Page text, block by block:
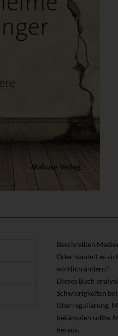
Beschreiben
Oder handelt es
wirklich ändern?
Dieses Buch
Schwierigkeiten
Überregulierung.
bekämpfen sollte.
heraus.